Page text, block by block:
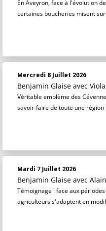
En Aveyron, face à l'évolution
certaines boucheries misent
Mercredi 8 Juillet 2026
Benjamin Glaise avec
Véritable emblème des
savoir-faire de toute une région
Mardi 7 Juillet 2026
Benjamin Glaise avec
Témoignage : face aux
agriculteurs s'adaptent en